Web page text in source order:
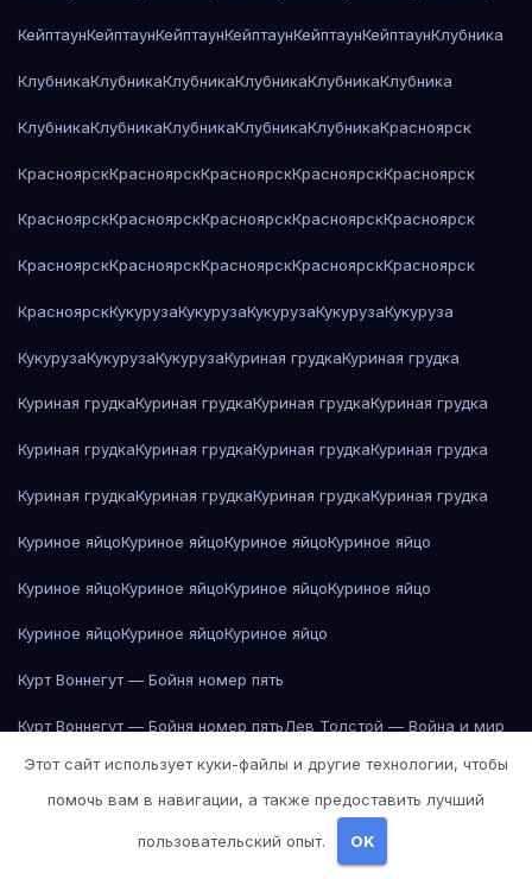
КейптаунКейптаунКейптаунКейптаунКейптаунКейптаунКлубника
КлубникаКлубникаКлубникаКлубникаКлубникаКлубника
КлубникаКлубникаКлубникаКлубникаКлубникаКрасноярск
КрасноярскКрасноярскКрасноярскКрасноярскКрасноярск
КрасноярскКрасноярскКрасноярскКрасноярскКрасноярск
КрасноярскКрасноярскКрасноярскКрасноярскКрасноярск
КрасноярскКукурузаКукурузаКукурузаКукурузаКукуруза
КукурузаКукурузаКукурузаКуриная грудкаКуриная грудка
Куриная грудкаКуриная грудкаКуриная грудкаКуриная грудка
Куриная грудкаКуриная грудкаКуриная грудкаКуриная грудка
Куриная грудкаКуриная грудкаКуриная грудкаКуриная грудка
Куриное яйцоКуриное яйцоКуриное яйцоКуриное яйцо
Куриное яйцоКуриное яйцоКуриное яйцоКуриное яйцо
Куриное яйцоКуриное яйцоКуриное яйцо
Курт Воннегут — Бойня номер пять
Курт Воннегут — Бойня номер пятьЛев Толстой — Война и мир
Лев Толстой — Война и мирЛев Толстой — Война и мир
Лев Толстой — Война и мир
Лев Толстой — Война и мир
Этот сайт использует куки-файлы и другие технологии, чтобы
помочь вам в навигации, а также предоставить лучший
пользовательский опыт. OK